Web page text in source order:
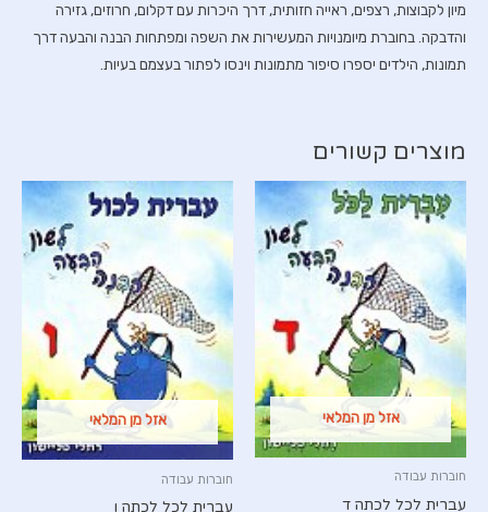
מיון לקבוצות, רצפים, ראייה חזותית, דרך היכרות עם דקלום, חרוזים, גזירה
והדבקה. בחוברת מיומנויות המעשירות את השפה ומפתחות הבנה והבעה דרך
תמונות, הילדים יספרו סיפור מתמונות וינסו לפתור בעצמם בעיות.
מוצרים קשורים
אזל מן המלאי
חוברות עבודה
עברית לכל לכתה ד
אזל מן המלאי
חוברות עבודה
עברית לכל לכתה ו